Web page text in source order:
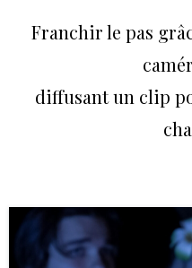
Franchir le pas
diffusant un clip